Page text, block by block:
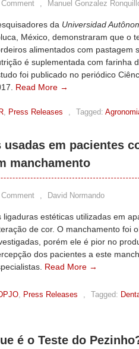
, Manuel Gonzalez
da Universidad
México, demonstraram que o
alimentados com pastagem
é suplementada com farinha
foi publicado no periódico
Read More →
, Press Releases , Tagged:
em pacientes
manchamento
, David Normando
ligaduras estéticas utilizadas em
de cor. O manchamento foi
porém ele é pior no
dos pacientes a este
Read More →
, Press Releases , Tagged:
é o Teste do